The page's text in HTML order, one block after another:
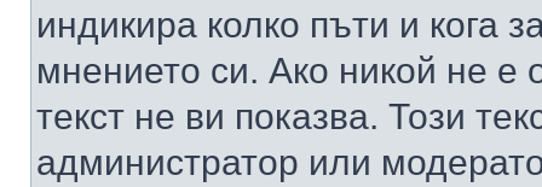
индикира колко пъти и кога
мнението си. Ако никой не е
текст не ви показва. Този
администратор или